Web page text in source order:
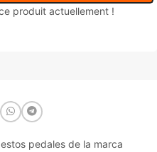
produit actuellement !
pedales de la marca